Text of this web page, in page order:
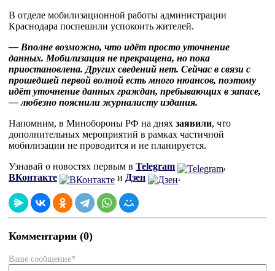
В отделе мобилизационной работы администрации
Краснодара поспешили успокоить жителей.
— Вполне возможно, что идёт просто уточнение
данных. Мобилизация не прекращена, но пока
приостановлена. Других сведений нет. Сейчас в связи с
прошедшей первой волной есть много нюансов, поэтому
идёт уточнение данных граждан, пребывающих в запасе,
— любезно пояснили журналисту издания.
Напомним, в Минобороны РФ на днях заявили, что
дополнительных мероприятий в рамках частичной
мобилизации не проводится и не планируется.
Узнавай о новостях первым в Telegram
,
ВКонтакте
и Дзен .
Комментарии (0)
Ваше сообщение*